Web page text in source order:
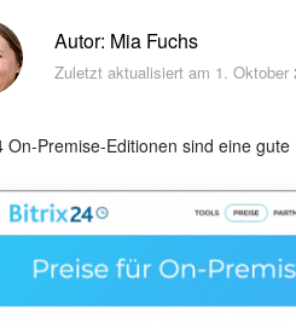
Autor: Mia Fuchs
Zuletzt aktualisiert am 1. Oktober
On-Premise-Editionen sind eine